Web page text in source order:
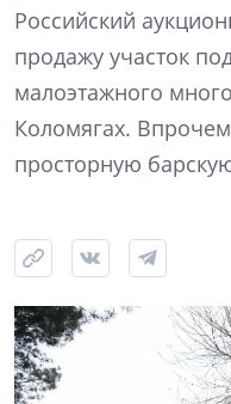
Российский
продажу участок
малоэтажного
Коломягах.
просторную